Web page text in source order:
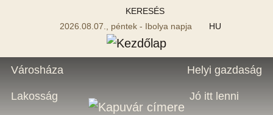
KERESÉS
2026.08.07., péntek - Ibolya napja
HU
Városháza
Lakosság
Helyi gazdaság
Jó itt lenni